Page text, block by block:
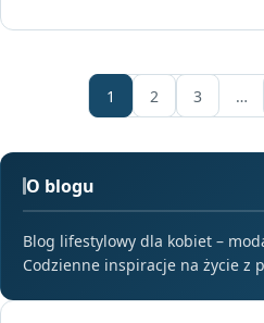
1 2 3 …
O blogu
Blog lifestylowy dla kobiet –
Codzienne inspiracje na życie z